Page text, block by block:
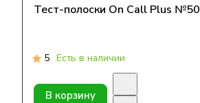
Тест-полоски On Call Plus №50
5 Есть в наличии
В корзину